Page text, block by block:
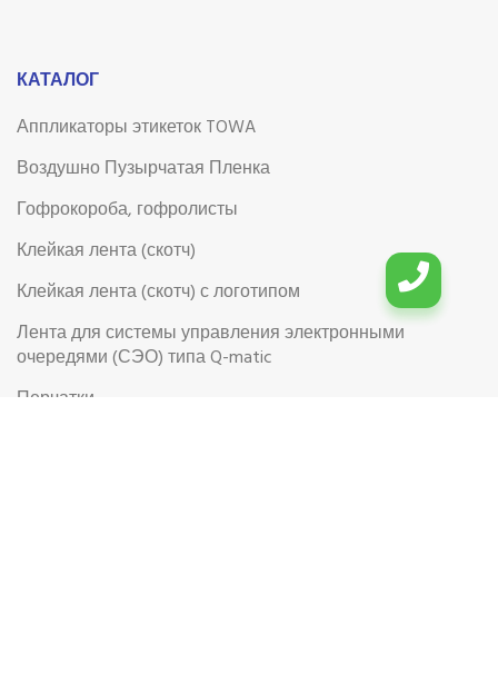
КАТАЛОГ
Аппликаторы этикеток TOWA
Воздушно Пузырчатая Пленка
Гофрокороба, гофролисты
Клейкая лента (скотч)
Клейкая лента (скотч) с логотипом
Лента для системы управления электронными
очередями (СЭО) типа Q-matic
Перчатки